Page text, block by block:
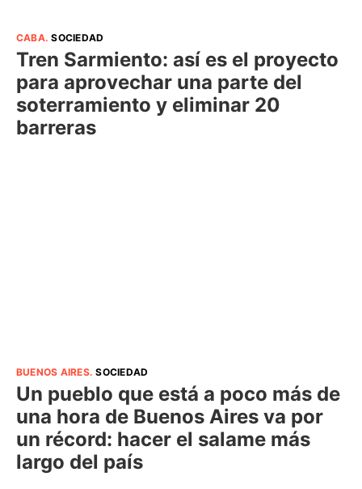
CABA.SOCIEDAD
Tren Sarmiento: así es el proyecto
para aprovechar una parte del
soterramiento y eliminar 20
barreras
BUENOS AIRES.SOCIEDAD
Un pueblo que está a poco más de
una hora de Buenos Aires va por
un récord: hacer el salame más
largo del país